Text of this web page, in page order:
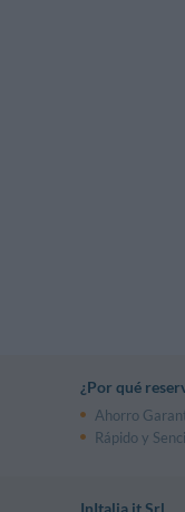
¿Por qué
Ahorro
Rápido y
InItalia.it Srl